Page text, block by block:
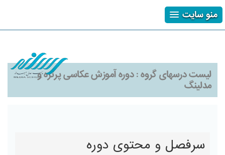
منو سایت
لیست درسهای گروه :دوره آموزش عکاسی پرتره و
مدلینگ
سرفصل و محتوی دوره